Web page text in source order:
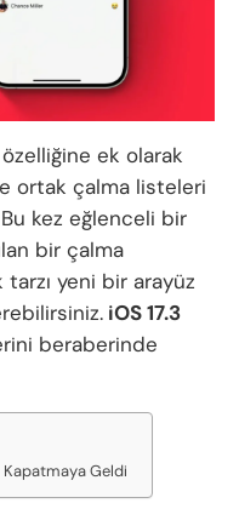
özelliğine ek olarak
ortak çalma listeleri
kez eğlenceli bir
bir çalma
yeni bir arayüz
iOS 17.3
beraberinde
Kapatmaya Geldi